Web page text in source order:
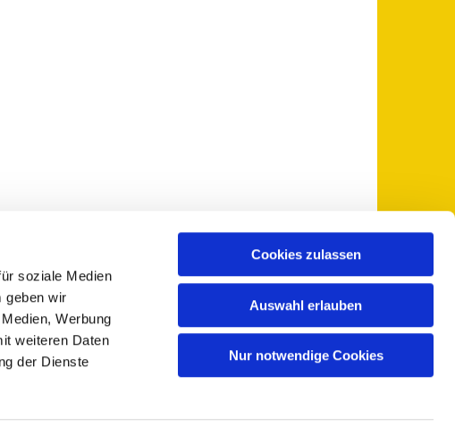
soziale Medien
geben wir
Werbung
weiteren Daten
der Dienste
Cookies zulassen
Auswahl erlauben
Nur notwendige Cookies
3834 5735-0
pfarramt@sankt-otto.de